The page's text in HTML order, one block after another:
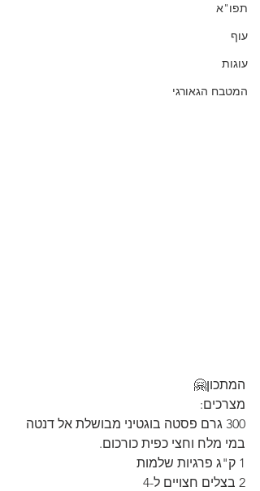
תפו"א
עוף
עוגות
המטבח הגאורגי
המתכון🤗
מצרכים:
300 גרם פסטה בוגטיני מבושלת אל דנטה
במי מלח וחצי כפית כורכום.
1 ק"ג פרגיות שלמות
2 בצלים חצויים ל-4